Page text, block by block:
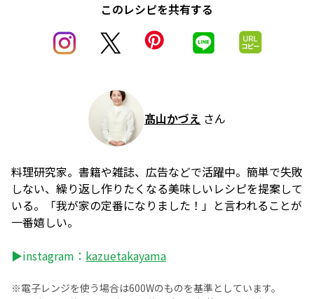
このレシピを共有する
髙山かづえ さん
料理研究家。書籍や雑誌、広告などで活躍中。簡単で失敗
しない、繰り返し作りたくなる美味しいレシピを提案して
いる。「我が家の定番になりました！」と言われることが
一番嬉しい。
▶instagram： kazuetakayama
※電子レンジを使う場合は600Wのものを基準としています。